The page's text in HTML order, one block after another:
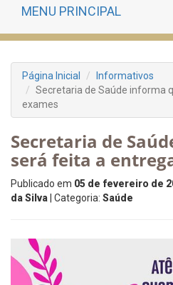
MENU PRINCIPAL
Página Inicial
Informativos
Secretaria de Saúde informa
exames
Secretaria de
será feita a
Publicado em 05 de fevereiro de
da Silva | Categoria: Saúde